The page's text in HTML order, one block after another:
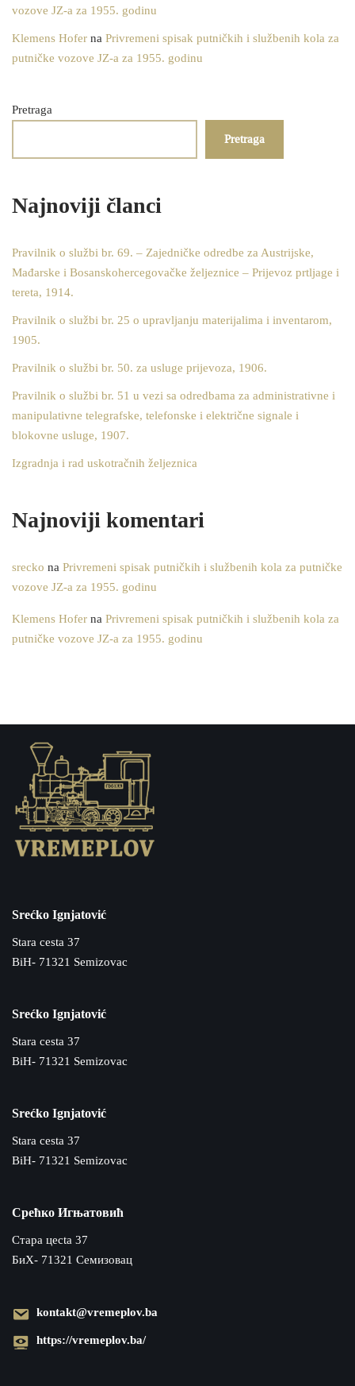
vozove JZ-a za 1955. godinu
Klemens Hofer na Privremeni spisak putničkih i službenih kola za
putničke vozove JZ-a za 1955. godinu
Pretraga
Pretraga
Najnoviji članci
Pravilnik o službi br. 69. – Zajedničke odredbe za Austrijske,
Mađarske i Bosanskohercegovačke željeznice – Prijevoz prtljage i
tereta, 1914.
Pravilnik o službi br. 25 o upravljanju materijalima i inventarom,
1905.
Pravilnik o službi br. 50. za usluge prijevoza, 1906.
Pravilnik o službi br. 51 u vezi sa odredbama za administrativne i
manipulativne telegrafske, telefonske i električne signale i
blokovne usluge, 1907.
Izgradnja i rad uskotračnih željeznica
Najnoviji komentari
srecko na Privremeni spisak putničkih i službenih kola za putničke
vozove JZ-a za 1955. godinu
Klemens Hofer na Privremeni spisak putničkih i službenih kola za
putničke vozove JZ-a za 1955. godinu
Srećko Ignjatović
Stara cesta 37
BiH- 71321 Semizovac
Srećko Ignjatović
Stara cesta 37
BiH- 71321 Semizovac
Srećko Ignjatović
Stara cesta 37
BiH- 71321 Semizovac
Срећко Игњатовић
Cтара цecta 37
БиХ- 71321 Семизовац
kontakt@vremeplov.ba
https://vremeplov.ba/